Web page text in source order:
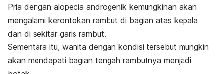
Pria dengan alopecia androgenik kemungkinan akan
mengalami kerontokan rambut di bagian atas kepala
dan di sekitar garis rambut.
Sementara itu, wanita dengan kondisi tersebut mungkin
akan mendapati bagian tengah rambutnya menjadi